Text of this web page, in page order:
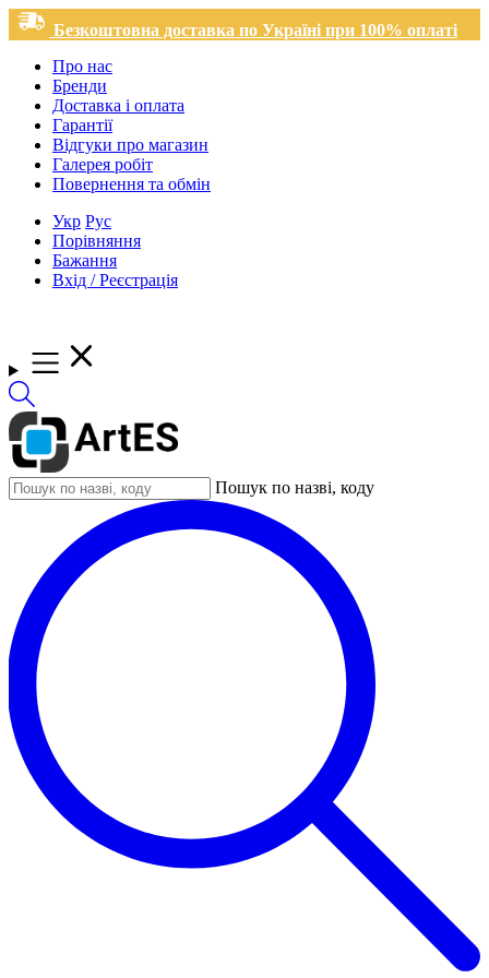
Безкоштовна доставка по Україні при 100% оплаті
Про нас
Бренди
Доставка і оплата
Гарантії
Відгуки про магазин
Галерея робіт
Повернення та обмін
Укр Рус
Порівняння
Бажання
Вхід / Реєстрація
Пошук по назві, коду